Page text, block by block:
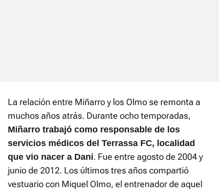
La relación entre Miñarro y los Olmo se remonta a
muchos años atrás. Durante ocho temporadas,
Miñarro trabajó como responsable de los
servicios médicos del Terrassa FC, localidad
que vio nacer a Dani. Fue entre agosto de 2004 y
junio de 2012. Los últimos tres años compartió
vestuario con Miquel Olmo, el entrenador de aquel